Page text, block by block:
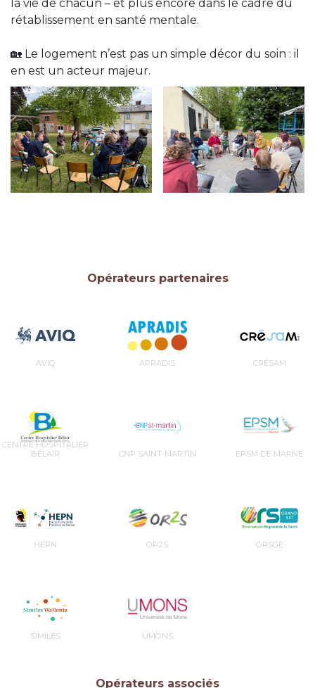
la vie de chacun – et plus encore dans le cadre du
rétablissement en santé mentale.
🏡 Le logement n’est pas un simple décor du soin : il
en est un acteur majeur.
Opérateurs partenaires
AVIQ APRADIS CRÉSAM
CENTRE HOSPITALIER
BÉLAIR
CNP SAINT-MARTIN EPSM DE MARNE
HEPN OR2S ORSGE
SIMILES UMONS
Opérateurs associés